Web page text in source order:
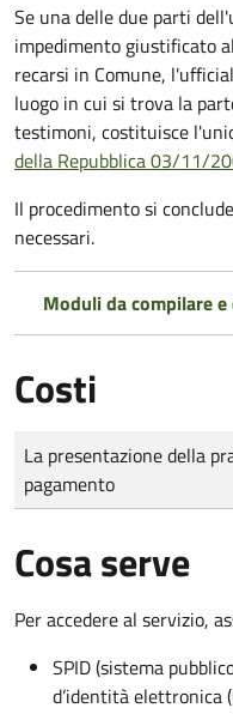
Se una delle due parti
impedimento giustificato
recarsi in Comune,
luogo in cui si trova la
testimoni, costituisce
della Repubblica 03/11/
Il procedimento si
necessari.
Moduli da compilare
Costi
Tipo di pagamento
Importo
La presentazione della
pagamento
Cosa serve
Per accedere al servizio,
SPID (sistema
d’identità elettronica